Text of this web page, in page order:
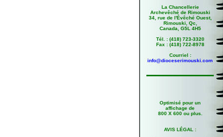
La Chancellerie
Archevêché de Rimouski
34, rue de l'Évêché Ouest,
Rimouski, Qc,
Canada, G5L 4H5
Tél. : (418) 723-3320
Fax : (418) 722-8978
Courriel :
info@dioceserimouski.com
Optimisé pour un
affichage de
800 X 600 ou plus.
AVIS LÉGAL :